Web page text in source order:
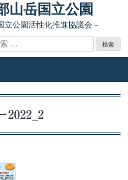
山岳国立公園
立公園活性化推進協議会－
:
2022_2